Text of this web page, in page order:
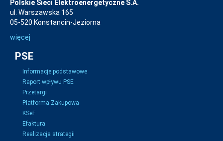
Polskie Sieci Elektroenergetyczne S.A.
ul. Warszawska 165
05-520 Konstancin-Jeziorna
więcej
PSE
Informacje podstawowe
Raport wpływu PSE
Przetargi
Platforma Zakupowa
KSeF
Efaktura
Realizacja strategii